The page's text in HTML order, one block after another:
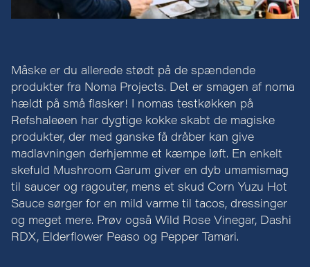
Måske er du allerede stødt på de spændende
produkter fra Noma Projects. Det er smagen af noma
hældt på små flasker! I nomas testkøkken på
Refshaleøen har dygtige kokke skabt de magiske
produkter, der med ganske få dråber kan give
madlavningen derhjemme et kæmpe løft. En enkelt
skefuld Mushroom Garum giver en dyb umamismag
til saucer og ragouter, mens et skud Corn Yuzu Hot
Sauce sørger for en mild varme til tacos, dressinger
og meget mere. Prøv også Wild Rose Vinegar, Dashi
RDX, Elderflower Peaso og Pepper Tamari.